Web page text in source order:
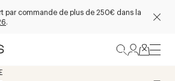
par commande de plus de 250€ dans la
.